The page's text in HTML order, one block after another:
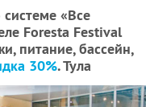
«Все
Foresta Festival
питание, бассейн,
30%. Тула